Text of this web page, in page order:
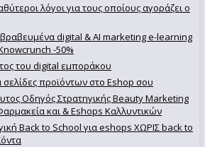
λόγοι για τους οποίους αγοράζει ο
digital & AI marketing e-learning
-50%
του digital εμποράκου
σελίδες προϊόντων στο Eshop σου
Οδηγός Στρατηγικής Beauty Marketing
και & Eshops Καλλυντικών
Back to School για eshops ΧΩΡΙΣ back to